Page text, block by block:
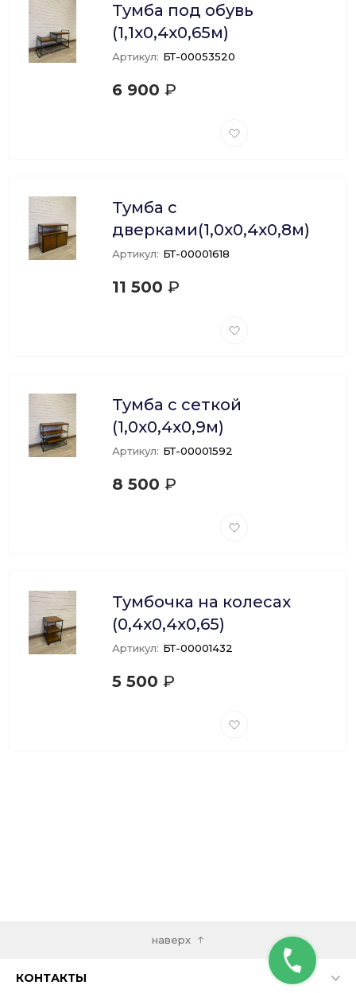
Тумба под обувь
(1,1х0,4х0,65м)
Артикул: БТ-00053520
6 900 ₽
Добавить
Тумба с
дверками(1,0х0,4х0,8м)
Артикул: БТ-00001618
11 500 ₽
Добавить
Тумба с сеткой
(1,0х0,4х0,9м)
Артикул: БТ-00001592
8 500 ₽
Добавить
Тумбочка на колесах
(0,4х0,4х0,65)
Артикул: БТ-00001432
5 500 ₽
Добавить
наверх
КОНТАКТЫ